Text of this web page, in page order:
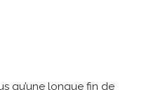
qu’une longue fin de